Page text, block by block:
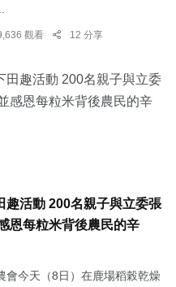
觀看 12 分享
趣活動 200名親子與立委張
恩每粒米背後農民的辛
會今天（8日）在鹿場稻榖乾燥